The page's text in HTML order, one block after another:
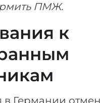
ПМЖ.
к
в Германии